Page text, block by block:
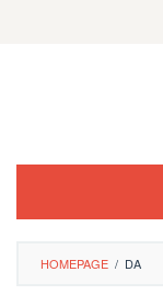
HOMEPAGE / DA